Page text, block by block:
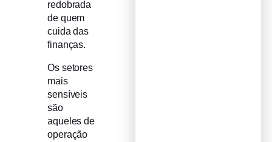
redobrada
de quem
cuida das
finanças.
Os setores
mais
sensíveis
são
aqueles de
operação